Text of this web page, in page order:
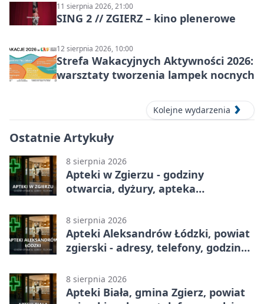
11 sierpnia 2026, 21:00
SING 2 // ZGIERZ – kino plenerowe
12 sierpnia 2026, 10:00
Strefa Wakacyjnych Aktywności 2026:
warsztaty tworzenia lampek nocnych
Kolejne wydarzenia
Ostatnie Artykuły
8 sierpnia 2026
Apteki w Zgierzu - godziny
otwarcia, dyżury, apteka
8 sierpnia 2026
Apteki Aleksandrów Łódzki, powiat
zgierski - adresy, telefony, godziny
8 sierpnia 2026
Apteki Biała, gmina Zgierz, powiat